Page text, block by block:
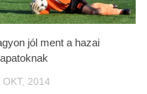
jól ment a hazai
OKT, 2014